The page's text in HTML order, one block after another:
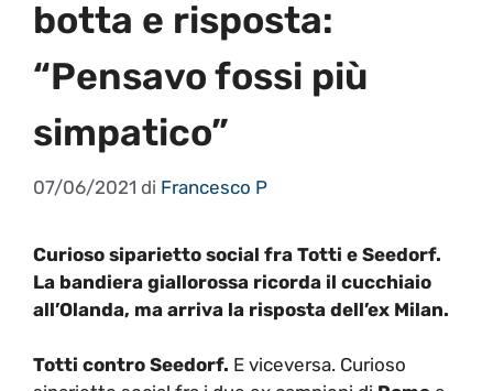
botta e risposta:
“Pensavo fossi più
simpatico”
07/06/2021 di Francesco P
Curioso siparietto social fra Totti e Seedorf.
La bandiera giallorossa ricorda il cucchiaio
all’Olanda, ma arriva la risposta dell’ex Milan.
Totti contro Seedorf. E viceversa. Curioso